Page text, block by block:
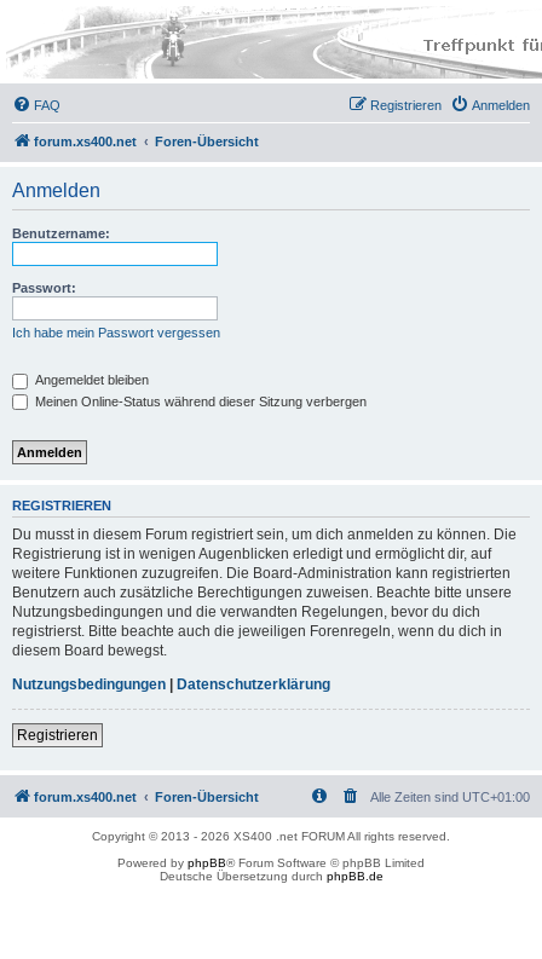
FAQ Anmelden
Registrieren
forum.xs400.net Foren-Übersicht
Anmelden
Benutzername:
Passwort:
Ich habe mein Passwort vergessen
Angemeldet bleiben
Meinen Online-Status während dieser Sitzung verbergen
REGISTRIEREN
Du musst in diesem Forum registriert sein, um dich anmelden zu können. Die
Registrierung ist in wenigen Augenblicken erledigt und ermöglicht dir, auf
weitere Funktionen zuzugreifen. Die Board-Administration kann registrierten
Benutzern auch zusätzliche Berechtigungen zuweisen. Beachte bitte unsere
Nutzungsbedingungen und die verwandten Regelungen, bevor du dich
registrierst. Bitte beachte auch die jeweiligen Forenregeln, wenn du dich in
diesem Board bewegst.
Nutzungsbedingungen | Datenschutzerklärung
Registrieren
forum.xs400.net Foren-Übersicht Alle Zeiten sind UTC+01:00
Copyright © 2013 - 2026 XS400 .net FORUM All rights reserved.
Powered by phpBB® Forum Software © phpBB Limited
Deutsche Übersetzung durch phpBB.de